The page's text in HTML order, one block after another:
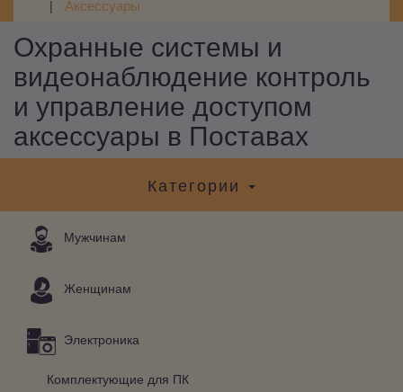
Аксессуары
Охранные системы и
видеонаблюдение контроль
и управление доступом
аксессуары в Поставах
Категории
Мужчинам
Женщинам
Электроника
Комплектующие для ПК